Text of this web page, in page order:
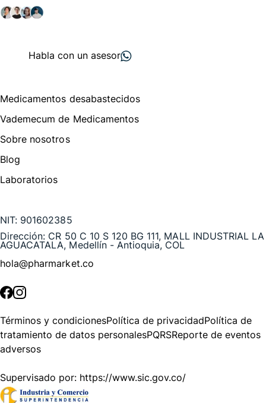
Habla con un asesor
Medicamentos desabastecidos
Vademecum de Medicamentos
Sobre nosotros
Blog
Laboratorios
NIT: 901602385
Dirección: CR 50 C 10 S 120 BG 111, MALL INDUSTRIAL LA
AGUACATALA, Medellín - Antioquia, COL
hola@pharmarket.co
Términos y condicionesPolítica de privacidadPolítica de
tratamiento de datos personalesPQRSReporte de eventos
adversos
Supervisado por: https://www.sic.gov.co/